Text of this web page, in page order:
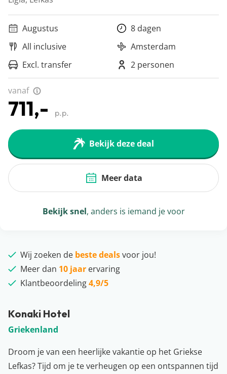
Konaki Hotel
Griekenland
Droom je van een heerlijke vakantie op het Griekse
Lefkas? Tijd om je te verheugen op een ontspannen tijd
Augustus
8 dagen
All inclusive
Amsterdam
Excl. transfer
2 personen
vanaf
711,- p.p.
Bekijk deze deal
Meer data
Bekijk snel, anders is iemand je voor
Wij zoeken de beste dealsvoor jou!
Meer dan 10 jaar ervaring
Klantbeoordeling4,9/5